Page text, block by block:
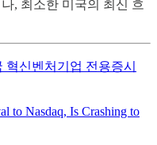
, 최소한 미국의 최신 흐
신벤처기업 전용증시
to Nasdaq, Is Crashing to